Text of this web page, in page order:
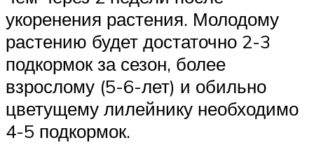
укоренения растения. Молодому
растению будет достаточно 2-3
подкормок за сезон, более
взрослому (5-6-лет) и обильно
цветущему лилейнику необходимо
4-5 подкормок.